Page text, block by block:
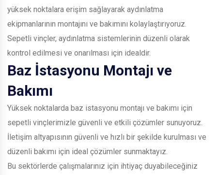
yüksek noktalara erişim sağlayarak aydınlatma
ekipmanlarının montajını ve bakımını kolaylaştırıyoruz.
Sepetli vinçler, aydınlatma sistemlerinin düzenli olarak
kontrol edilmesi ve onarılması için idealdir.
Baz İstasyonu Montajı ve
Bakımı
Yüksek noktalarda baz istasyonu montajı ve bakımı için
sepetli vinçlerimizle güvenli ve etkili çözümler sunuyoruz.
İletişim altyapısının güvenli ve hızlı bir şekilde kurulması ve
düzenli bakımı için ideal çözümler sunmaktayız.
Bu sektörlerde çalışmalarınız için ihtiyaç duyabileceğiniz